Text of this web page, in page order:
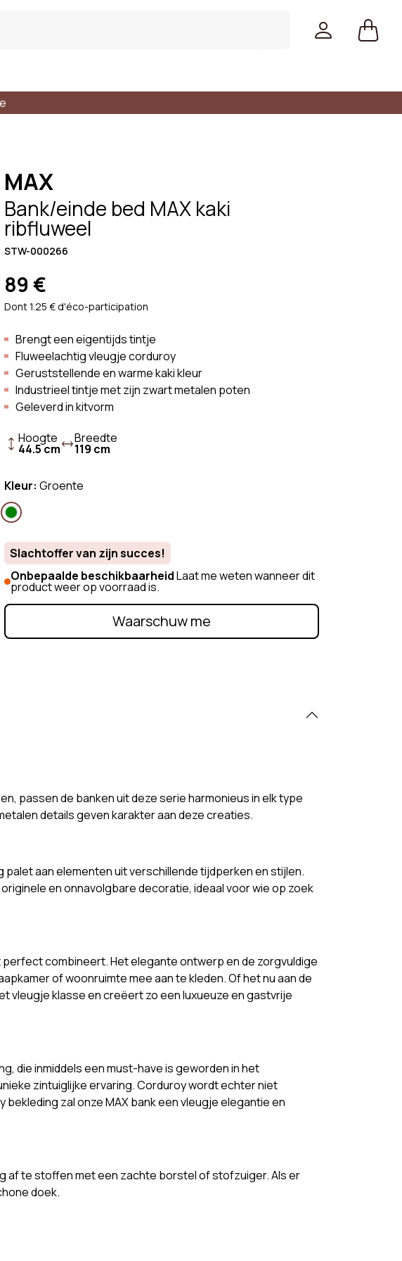
Materialen
Bouclé-stof bank
Stoffen Bank
Linnen Bank
Ribfluwelen Bank
Bank Beige
Banken Grijs
MAX
Bank/einde bed MAX kaki
ribfluweel
STW-000266
89 €
Dont 1.25 € d'éco-participation
Brengt een eigentijds tintje
Fluweelachtig vleugje corduroy
Geruststellende en warme kaki kleur
Industrieel tintje met zijn zwart metalen poten
Geleverd in kitvorm
Hoogte
44.5 cm
Breedte
119 cm
Kleur: Groente
Slachtoffer van zijn succes!
Onbepaalde beschikbaarheidLaat me weten wanneer dit
product weer op voorraad is.
Waarschuw me
passen de banken uit deze serie harmonieus in elk type
details geven karakter aan deze creaties.
aan elementen uit verschillende tijdperken en stijlen.
en onnavolgbare decoratie, ideaal voor wie op zoek
combineert. Het elegante ontwerp en de zorgvuldige
of woonruimte mee aan te kleden. Of het nu aan de
vleugje klasse en creëert zo een luxueuze en gastvrije
die inmiddels een must-have is geworden in het
zintuiglijke ervaring. Corduroy wordt echter niet
zal onze MAX bank een vleugje elegantie en
af te stoffen met een zachte borstel of stofzuiger. Als er
doek.